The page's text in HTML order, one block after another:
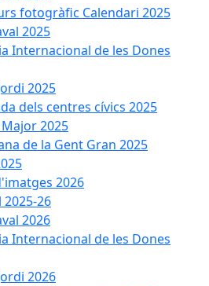
fotogràfic Calendari 2025
2025
Internacional de les Dones
2025
dels centres cívics 2025
Major 2025
de la Gent Gran 2025
2026
2025-26
2026
Internacional de les Dones
2026